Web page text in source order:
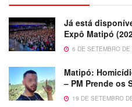
Já está
Expô Matipó
6 DE SETEMBRO DE
Matipó:
– PM Prende os
19 DE SETEMBRO